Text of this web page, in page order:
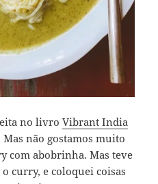
no livroVibrant India
não gostamos muito
com abobrinha. Mas teve
curry, e coloquei coisas